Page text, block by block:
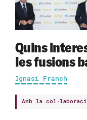
Quins
les fusions
Ignasi Franch
Amb la